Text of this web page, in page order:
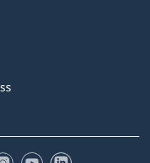
Instagram
YouTubeLinkedIn